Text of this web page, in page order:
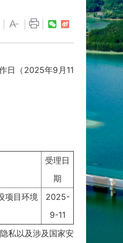
日（2025年9月11
受理日
期
项目环境
2025-
9-11
私以及涉及国家安